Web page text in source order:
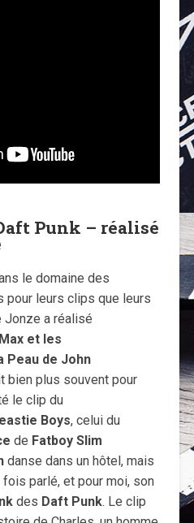
Punk – réalisé
le domaine des
pour leurs clips que leurs
Jonze a réalisé
et les
Peau de John
bien plus souvent pour
le clip du
Boys, celui du
de Fatboy Slim
danse dans un hôtel, mais
parlé, et pour moi, son
des Daft Punk. Le clip